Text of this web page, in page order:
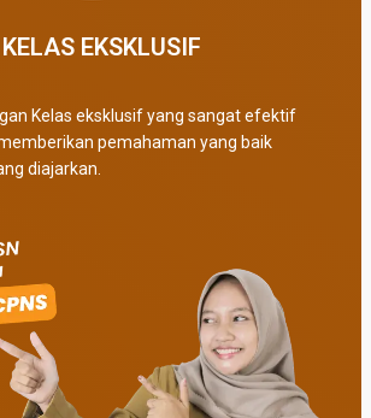
KELAS EKSKLUSIF​
Kelas eksklusif yang sangat efektif
pemahaman yang baik
diajarkan.